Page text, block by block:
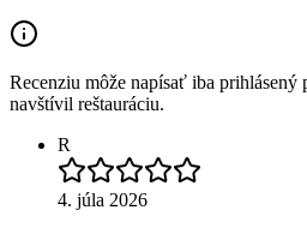
Recenziu môže napísať iba
navštívil reštauráciu.
R
4. júla 2026